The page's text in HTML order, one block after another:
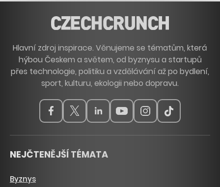
Hlavní zdroj inspirace. Věnujeme se tématům, která
hýbou Českem a světem, od byznysu a startupů
přes technologie, politiku a vzdělávání až po bydlení,
sport, kulturu, ekologii nebo dopravu.
NEJČTENĚJŠÍ TÉMATA
Byznys